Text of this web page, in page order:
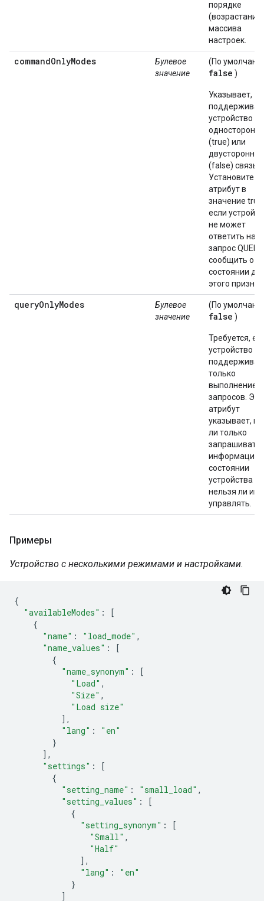
порядке
(возрастания)
массива
настроек.
commandOnlyModes
Булевое
значение
(По
false )
Указывает,
устройство
(true) или
(false) связь.
Установите
атрибут в
значение true,
если
не может
ответить на
запрос
сообщить о
состоянии
этого
queryOnlyModes
Булевое
значение
(По
false )
Требуется,
устройство
только
выполнение
запросов.
атрибут
указывает,
ли только
запрашивать
информацию
состоянии
устройства и
нельзя ли им
управлять.
Примеры
Устройство с несколькими режимами и настройками.
{
"availableModes" :
[
{
"name" : "load_mode" ,
"name_values" :
[
{
"name_synonym" :
[
"Load" ,
"Size" ,
"Load size"
],
"lang" :
"en"
}
],
"settings" :
[
{
"setting_name" : "small_load" ,
"setting_values" :
[
{
"setting_synonym" :
[
"Small" ,
"Half"
],
"lang" :
"en"
}
]